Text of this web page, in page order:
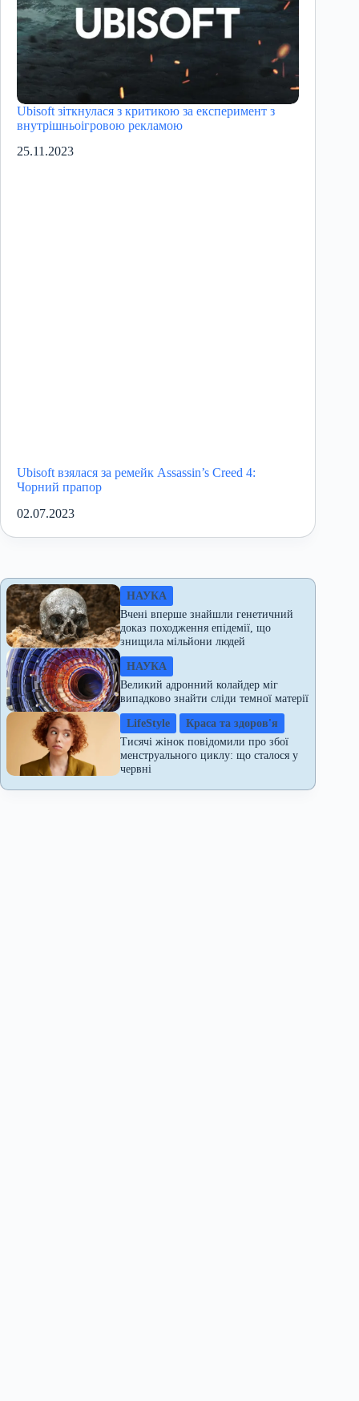
Ubisoft зіткнулася з критикою за експеримент з
внутрішньоігровою рекламою
25.11.2023
Ubisoft взялася за ремейк Assassin’s Creed 4:
Чорний прапор
02.07.2023
НАУКА
Вчені вперше знайшли генетичний
доказ походження епідемії, що
знищила мільйони людей
НАУКА
Великий адронний колайдер міг
випадково знайти сліди темної матерії
LifeStyle
Краса та здоров'я
Тисячі жінок повідомили про збої
менструального циклу: що сталося у
червні